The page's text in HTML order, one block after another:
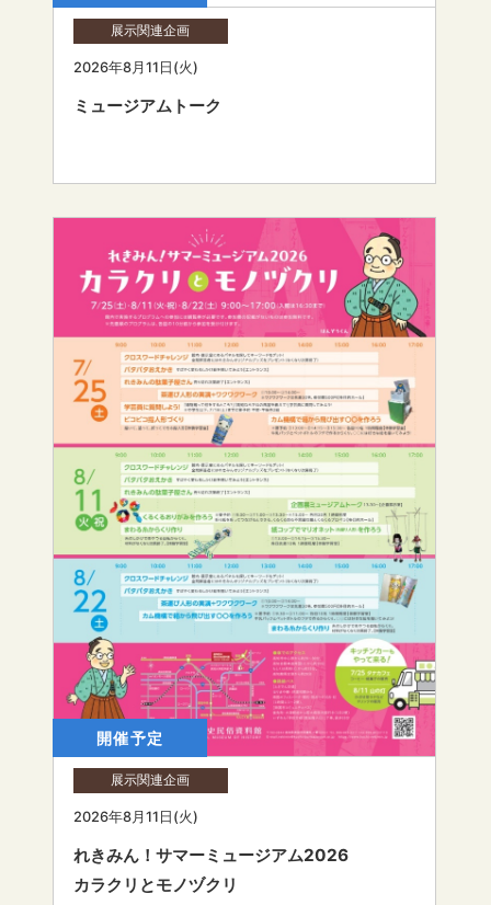
展示関連企画
2026年8月11日(火)
ミュージアムトーク
開催予定
展示関連企画
2026年8月11日(火)
れきみん！サマーミュージアム2026
カラクリとモノヅクリ